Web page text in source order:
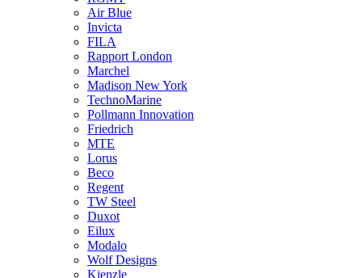
Air Blue
Invicta
FILA
Rapport London
Marchel
Madison New York
TechnoMarine
Pollmann Innovation
Friedrich
MTE
Lorus
Beco
Regent
TW Steel
Duxot
Eilux
Modalo
Wolf Designs
Kienzle